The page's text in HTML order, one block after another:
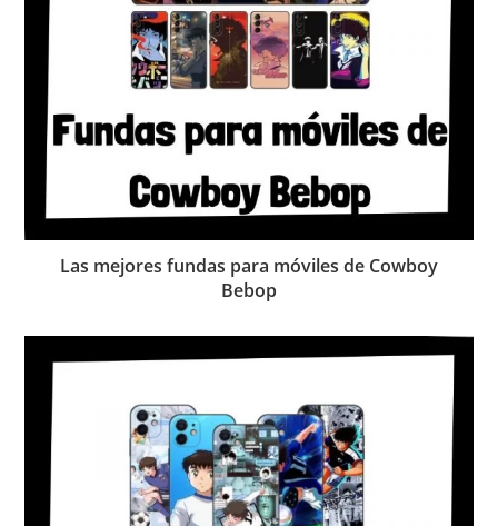
Las mejores fundas para móviles de Cowboy
Bebop